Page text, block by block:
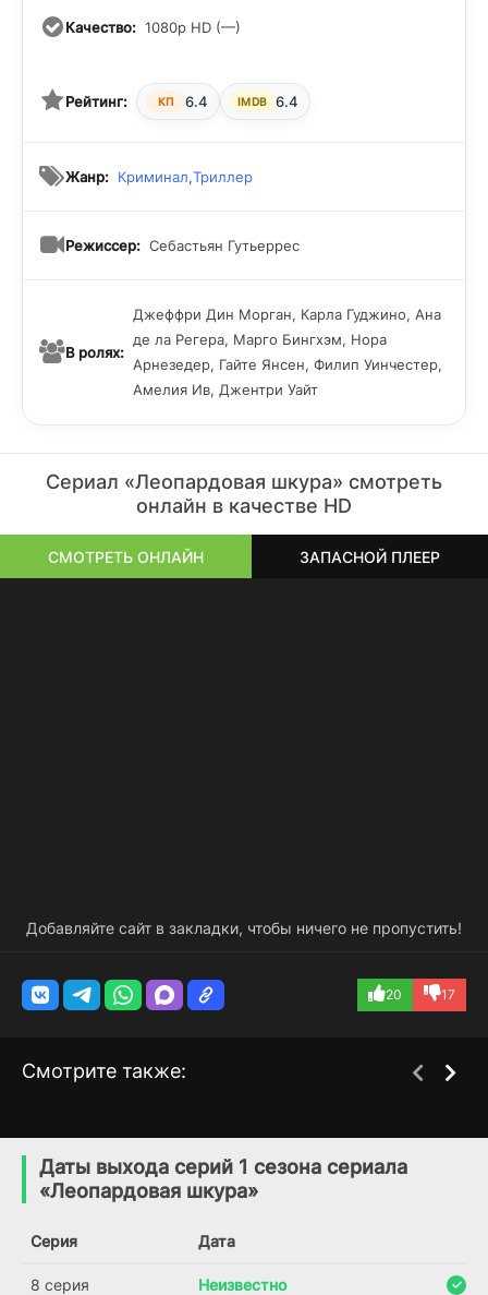
Качество: 1080p HD (—)
Рейтинг: КП 6.4 IMDB 6.4
Жанр: Криминал,Триллер
Режиссер: Себастьян Гутьеррес
В ролях:
Джеффри Дин Морган, Карла Гуджино, Ана
де ла Регера, Марго Бингхэм, Нора
Арнезедер, Гайте Янсен, Филип Уинчестер,
Амелия Ив, Джентри Уайт
Сериал «Леопардовая шкура» смотреть
онлайн в качестве HD
СМОТРЕТЬ ОНЛАЙН ЗАПАСНОЙ ПЛЕЕР
Добавляйте сайт в закладки, чтобы ничего не пропустить!
20 17
Смотрите также:
(2024) (2025)
Даты выхода серий 1 сезона сериала
«Леопардовая шкура»
Серия Дата
8 серия Неизвестно